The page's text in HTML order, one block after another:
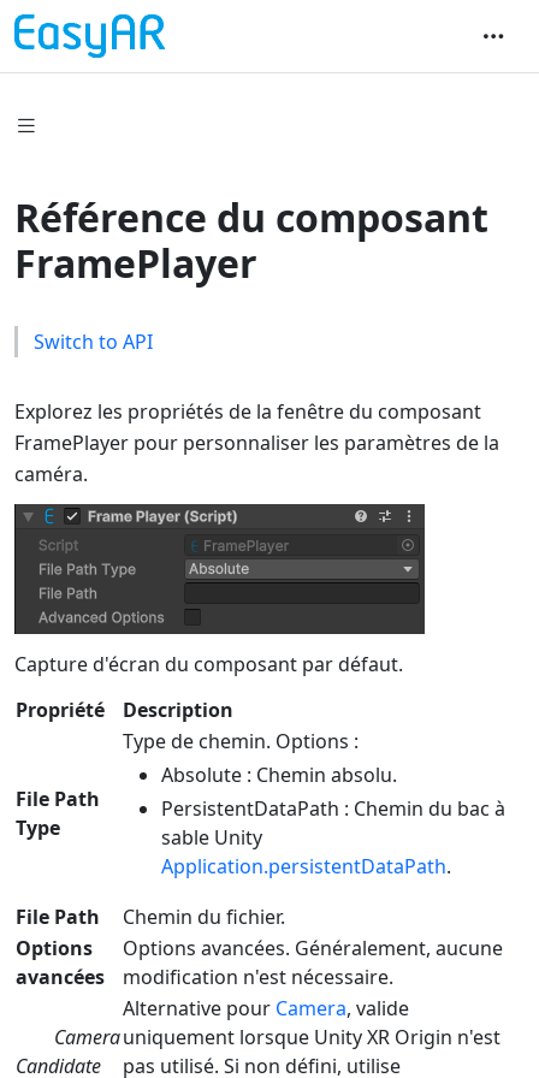
Référence du composant
FramePlayer
Switch to API
Explorez les propriétés de la fenêtre du composant
FramePlayer pour personnaliser les paramètres de la
caméra.
Capture d'écran du composant par défaut.
Propriété
Description
File Path
Type
Type de chemin. Options :
Absolute : Chemin absolu.
PersistentDataPath : Chemin du bac à
sable Unity
Application.persistentDataPath.
File Path
Chemin du fichier.
Options
avancées
Options avancées. Généralement, aucune
modification n'est nécessaire.
Camera
Candidate
Alternative pour Camera, valide
uniquement lorsque Unity XR Origin n'est
pas utilisé. Si non défini, utilise